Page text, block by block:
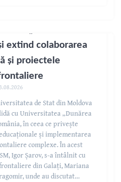
extind colaborarea
și proiectele
de Stat din Moldova
cu Universitatea „Dunărea
în ceea ce privește
și implementarea
complexe. În acest
Igor Șarov, s-a întâlnit cu
din Galați, Mariana
unde au discutat…